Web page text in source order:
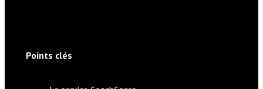
Points clés